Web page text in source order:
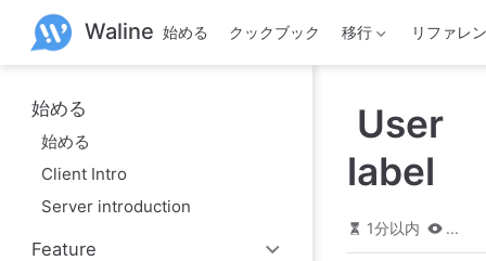
Waline 始める クックブック 移行 リファレ
始める
始める
Client Intro
Server introduction
Feature
User
label
1分以内 ...